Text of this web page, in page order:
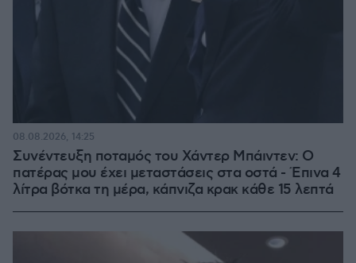
Συνέντευξη ποταμός του Χάντερ Μπάιντεν: Ο
πατέρας μου έχει μεταστάσεις στα οστά - Έπινα 4
λίτρα βότκα τη μέρα, κάπνιζα κρακ κάθε 15 λεπτά
08.08.2026, 14:25